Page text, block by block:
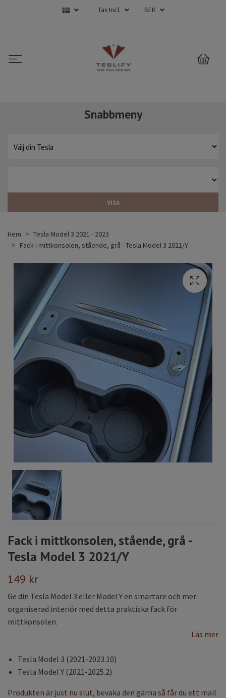
Tax Incl. SEK
0
Snabbmeny
VISA
Hem
Tesla Model 3 2021 - 2023
Fack i mittkonsolen, stående, grå - Tesla Model 3 2021/Y
Fack i mittkonsolen, stående, grå -
Tesla Model 3 2021/Y
149 kr
Ge din Tesla Model 3 eller Model Y en smartare och mer
organiserad interiör med detta praktiska fack för
mittkonsolen.
Läs mer
Tesla Model 3 (2021-2023.10)
Tesla Model Y (2021-2025.2)
Produkten är just nu slut, bevaka den gärna så får du ett mail